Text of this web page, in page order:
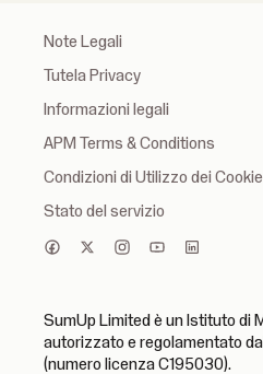
Note Legali
Tutela Privacy
Informazioni legali
APM Terms & Conditions
Condizioni di Utilizzo dei
Stato del servizio
SumUp Limited è un Istituto di
autorizzato e regolamentato
(numero licenza C195030).